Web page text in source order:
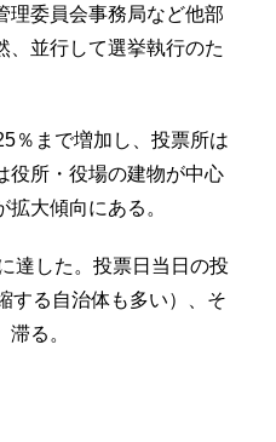
理委員会事務局など他部
、並行して選挙執行のた
％まで増加し、投票所は
役所・役場の建物が中心
大傾向にある。
達した。投票日当日の投
する自治体も多い）、そ
る。